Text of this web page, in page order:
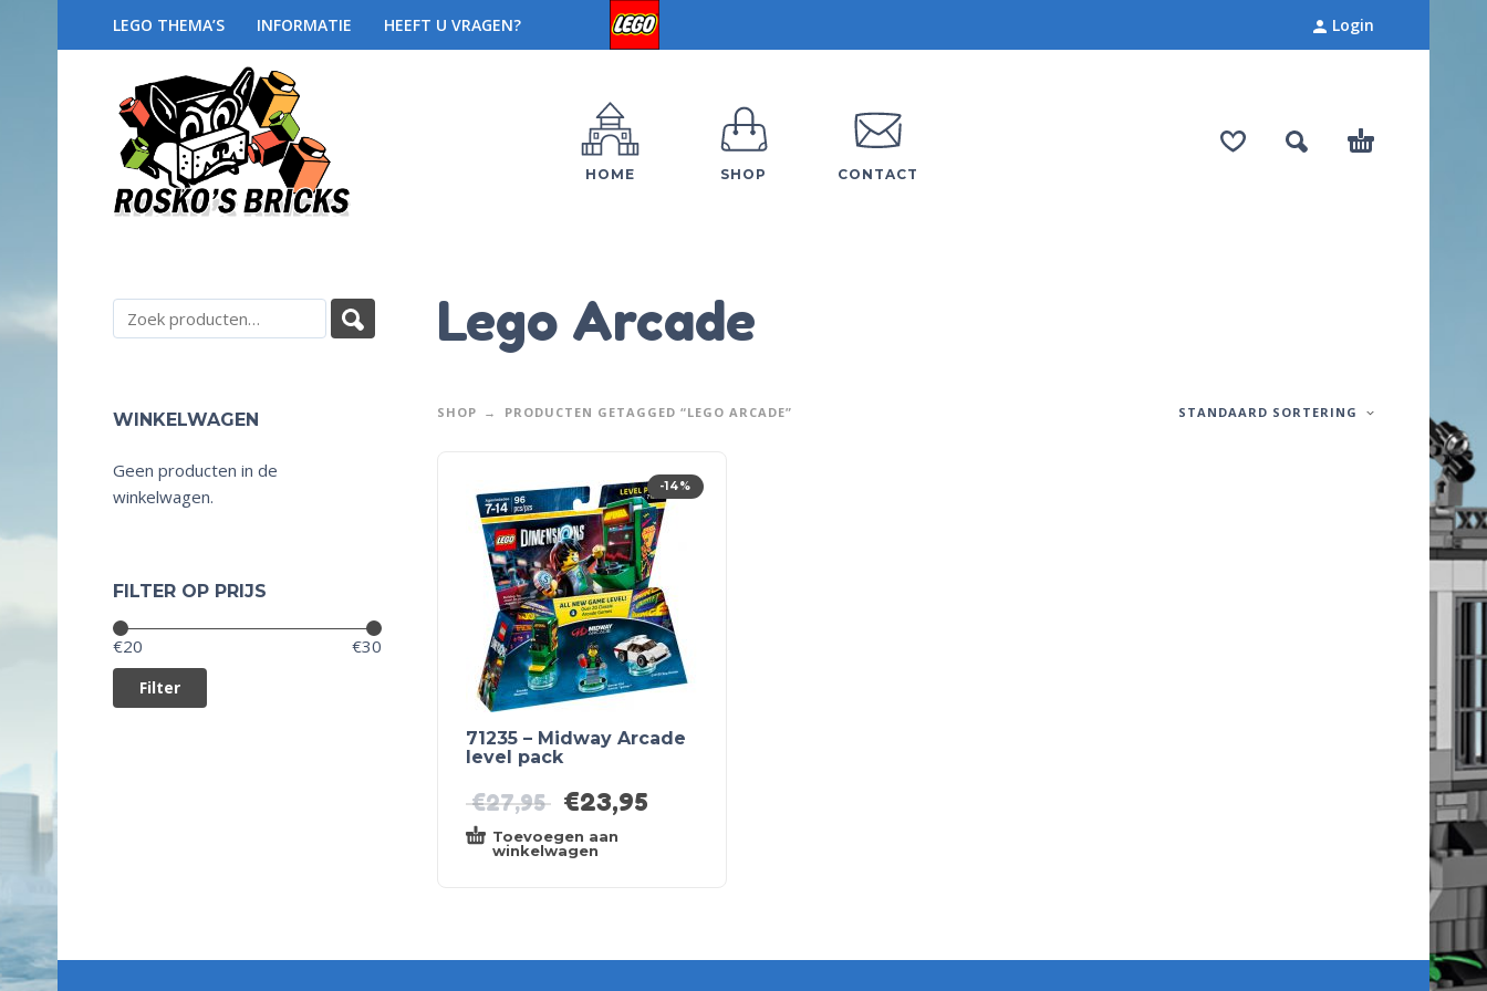
LEGO THEMA’S INFORMATIE HEEFT U VRAGEN? Login
HOME SHOP CONTACT
WINKELWAGEN
Geen producten in de
winkelwagen.
FILTER OP PRIJS
Filter
€20 €30
Lego Arcade
SHOP PRODUCTEN GETAGGED “LEGO ARCADE” STANDAARD SORTERING
-14%
71235 – Midway Arcade
level pack
€27,95 €23,95
Toevoegen aan
winkelwagen